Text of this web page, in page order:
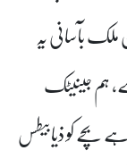
بآسانی یہ
ہم جینیٹک
بچے کو ذیابیطس